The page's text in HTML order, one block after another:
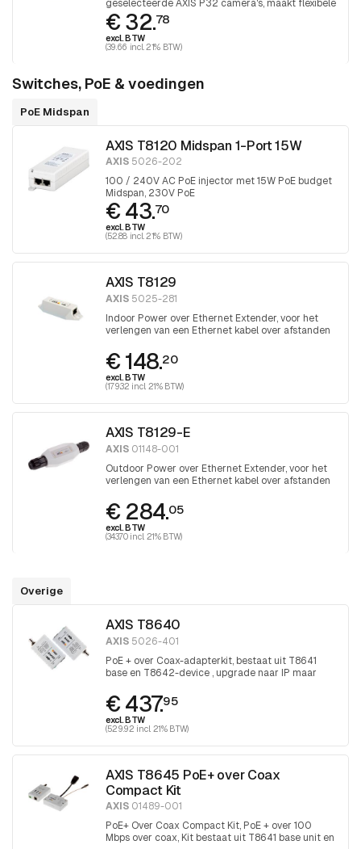
geselecteerde AXIS P32 camera's, maakt flexibele
montage mogelijk. Geschikt voor het monteren
van camera's boven inbouwdozen. 1 stuk
€ 32.78
excl. BTW
(39.66 incl. 21% BTW)
Switches, PoE & voedingen
PoE Midspan
AXIS T8120 Midspan 1-Port 15W
AXIS 5026-202
100 / 240V AC PoE injector met 15W PoE budget
Midspan, 230V PoE
€ 43.70
excl. BTW
(52.88 incl. 21% BTW)
AXIS T8129
AXIS 5025-281
Indoor Power over Ethernet Extender, voor het
verlengen van een Ethernet kabel over afstanden
€ 148.20
excl. BTW
(179.32 incl. 21% BTW)
AXIS T8129-E
AXIS 01148-001
Outdoor Power over Ethernet Extender, voor het
verlengen van een Ethernet kabel over afstanden
€ 284.05
excl. BTW
(343.70 incl. 21% BTW)
Overige
AXIS T8640
AXIS 5026-401
PoE + over Coax-adapterkit, bestaat uit T8641
base en T8642-device , upgrade naar IP maar
€ 437.95
excl. BTW
(529.92 incl. 21% BTW)
AXIS T8645 PoE+ over Coax
Compact Kit
AXIS 01489-001
PoE+ Over Coax Compact Kit, PoE + over 100
Mbps over coax, Kit bestaat uit T8641 base unit en